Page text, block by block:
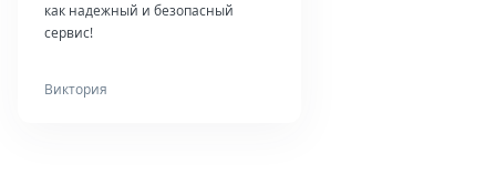
как надежный и безопасный
сервис!
Виктория